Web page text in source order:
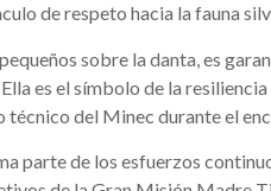
de respeto hacia la fauna
sobre la danta, es
es el símbolo de la
técnico del Minec durante el
parte de los esfuerzos